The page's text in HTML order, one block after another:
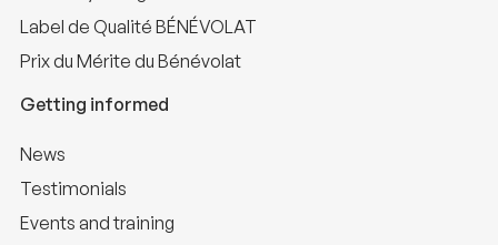
Label de Qualité BÉNÉVOLAT
Prix du Mérite du Bénévolat
Getting informed
News
Testimonials
Events and training